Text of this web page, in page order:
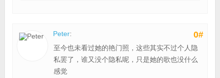
0#
Peter:
至今也未看过她的艳门照，这些其实不过个人隐
私罢了，谁又没个隐私呢，只是她的歌也没什么
感觉